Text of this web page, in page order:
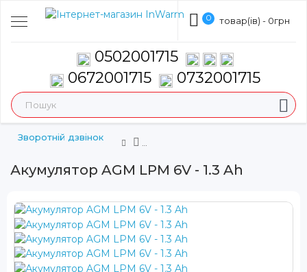
Зворотній дзвінок
0 товар(ів) - 0грн
0502001715
0672001715
0732001715
Акумулятор AGM LPM 6V - 1.3 Ah